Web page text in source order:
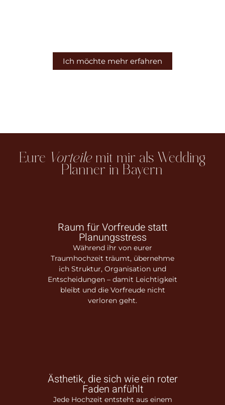
Ich möchte mehr erfahren
Eure Vorteile mit mir als Wedding
Planner in Bayern
Raum für Vorfreude statt
Planungsstress
Während ihr von eurer
Traumhochzeit träumt, übernehme
ich Struktur, Organisation und
Entscheidungen – damit Leichtigkeit
bleibt und die Vorfreude nicht
verloren geht.
Ästhetik, die sich wie ein roter
Faden anfühlt
Jede Hochzeit entsteht aus einem